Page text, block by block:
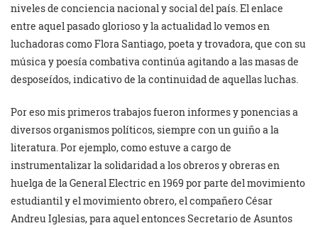
niveles de conciencia nacional y social del país. El enlace
entre aquel pasado glorioso y la actualidad lo vemos en
luchadoras como Flora Santiago, poeta y trovadora, que con su
música y poesía combativa continúa agitando a las masas de
desposeídos, indicativo de la continuidad de aquellas luchas.
Por eso mis primeros trabajos fueron informes y ponencias a
diversos organismos políticos, siempre con un guiño a la
literatura. Por ejemplo, como estuve a cargo de
instrumentalizar la solidaridad a los obreros y obreras en
huelga de la General Electric en 1969 por parte del movimiento
estudiantil y el movimiento obrero, el compañero César
Andreu Iglesias, para aquel entonces Secretario de Asuntos